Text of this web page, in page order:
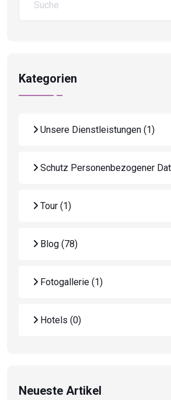
Kategorien
Unsere Dienstleistungen (1)
Schutz Personenbezogener
Tour (1)
Blog (78)
Fotogallerie (1)
Hotels (0)
Neueste Artikel